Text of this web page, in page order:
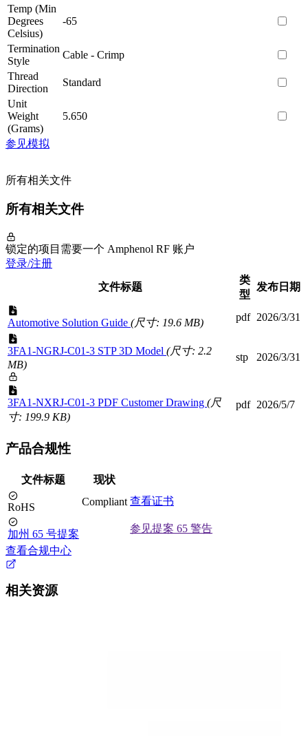
Temp (Min
Degrees
Celsius)
-65
Termination
Style
Cable - Crimp
Thread
Direction
Standard
Unit
Weight
(Grams)
5.650
参见模拟
所有相关文件
所有相关文件
锁定的项目需要一个 Amphenol RF 账户
登录/注册
文件标题
类
型
发布日期
Automotive Solution Guide (尺寸: 19.6 MB) pdf 2026/3/31
3FA1-NGRJ-C01-3 STP 3D Model (尺寸: 2.2
MB)
stp 2026/3/31
3FA1-NXRJ-C01-3 PDF Customer Drawing (尺
寸: 199.9 KB)
pdf 2026/5/7
产品合规性
文件标题 现状
RoHS Compliant 查看证书
加州 65 号提案
参见提案 65 警告
查看合规中心
相关资源